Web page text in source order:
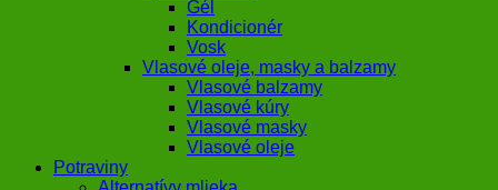
Gél
Kondicionér
Vosk
Vlasové oleje, masky a balzamy
Vlasové balzamy
Vlasové kúry
Vlasové masky
Vlasové oleje
Potraviny